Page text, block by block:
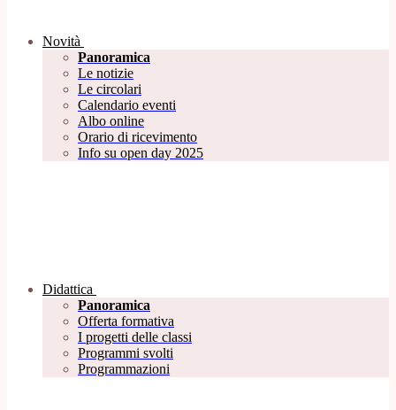
Novità
Panoramica
Le notizie
Le circolari
Calendario eventi
Albo online
Orario di ricevimento
Info su open day 2025
Didattica
Panoramica
Offerta formativa
I progetti delle classi
Programmi svolti
Programmazioni